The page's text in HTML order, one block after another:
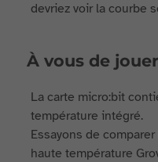
devriez voir la courbe
À vous de
La carte micro:bit
température intégré.
Essayons de
haute température